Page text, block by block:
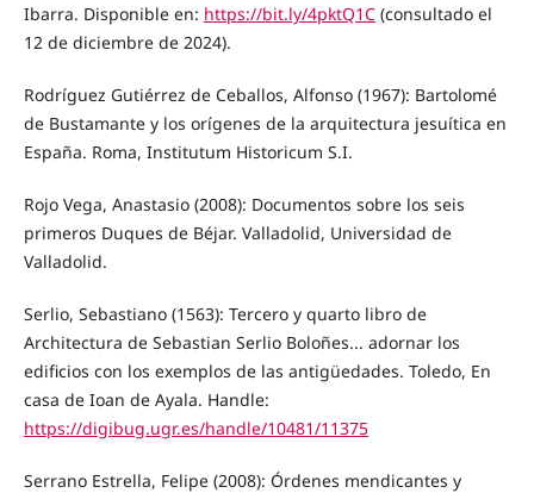
Ibarra. Disponible en: https://bit.ly/4pktQ1C(consultado el
12 de diciembre de 2024).
Rodríguez Gutiérrez de Ceballos, Alfonso (1967): Bartolomé
de Bustamante y los orígenes de la arquitectura jesuítica en
España. Roma, Institutum Historicum S.I.
Rojo Vega, Anastasio (2008): Documentos sobre los seis
primeros Duques de Béjar. Valladolid, Universidad de
Valladolid.
Serlio, Sebastiano (1563): Tercero y quarto libro de
Architectura de Sebastian Serlio Boloñes... adornar los
edificios con los exemplos de las antigüedades. Toledo, En
casa de Ioan de Ayala. Handle:
https://digibug.ugr.es/handle/10481/11375
Serrano Estrella, Felipe (2008): Órdenes mendicantes y